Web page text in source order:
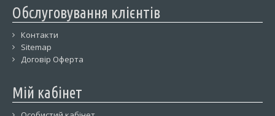
Обслуговування клієнтів
Контакти
Sitemap
Договір Оферта
Мій кабінет